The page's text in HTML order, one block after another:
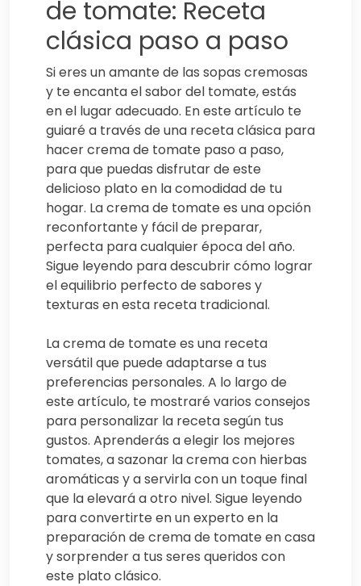
de tomate: Receta
clásica paso a paso
Si eres un amante de las sopas cremosas
y te encanta el sabor del tomate, estás
en el lugar adecuado. En este artículo te
guiaré a través de una receta clásica para
hacer crema de tomate paso a paso,
para que puedas disfrutar de este
delicioso plato en la comodidad de tu
hogar. La crema de tomate es una opción
reconfortante y fácil de preparar,
perfecta para cualquier época del año.
Sigue leyendo para descubrir cómo lograr
el equilibrio perfecto de sabores y
texturas en esta receta tradicional.
La crema de tomate es una receta
versátil que puede adaptarse a tus
preferencias personales. A lo largo de
este artículo, te mostraré varios consejos
para personalizar la receta según tus
gustos. Aprenderás a elegir los mejores
tomates, a sazonar la crema con hierbas
aromáticas y a servirla con un toque final
que la elevará a otro nivel. Sigue leyendo
para convertirte en un experto en la
preparación de crema de tomate en casa
y sorprender a tus seres queridos con
este plato clásico.